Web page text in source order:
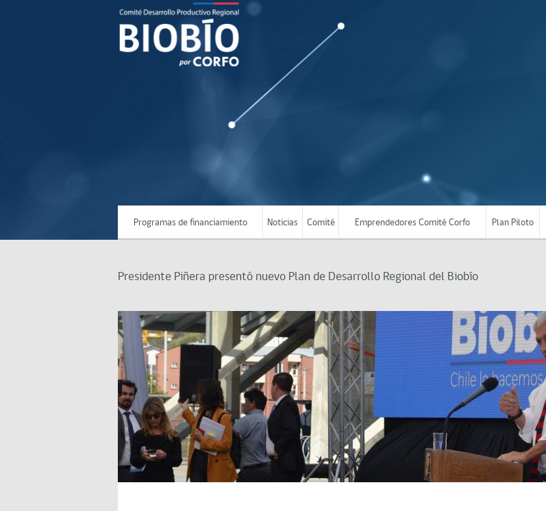
Programas de financiamiento Noticias Comité Emprendedores Comité Corfo Plan Piloto
Presidente Piñera presentó nuevo Plan de Desarrollo Regional del Biobío